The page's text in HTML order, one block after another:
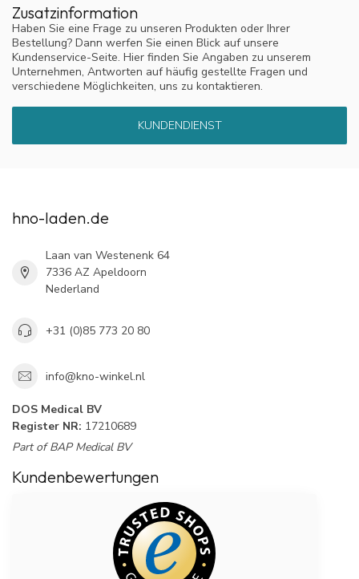
Zusatzinformation
Haben Sie eine Frage zu unseren Produkten oder Ihrer
Bestellung? Dann werfen Sie einen Blick auf unsere
Kundenservice-Seite. Hier finden Sie Angaben zu unserem
Unternehmen, Antworten auf häufig gestellte Fragen und
verschiedene Möglichkeiten, uns zu kontaktieren.
KUNDENDIENST
hno-laden.de
Laan van Westenenk 64
7336 AZ Apeldoorn
Nederland
+31 (0)85 773 20 80
info@kno-winkel.nl
DOS Medical BV
Register NR: 17210689
Part of BAP Medical BV
Kundenbewertungen